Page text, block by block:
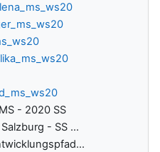
- 2020 SS
- SS ...